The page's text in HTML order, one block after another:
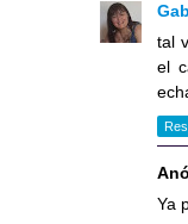
tal
el
Ya